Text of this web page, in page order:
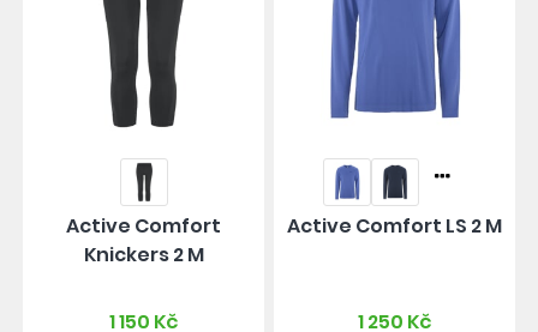
Active Comfort
Knickers 2 M
1 150 Kč
Active Comfort LS 2 M
1 250 Kč